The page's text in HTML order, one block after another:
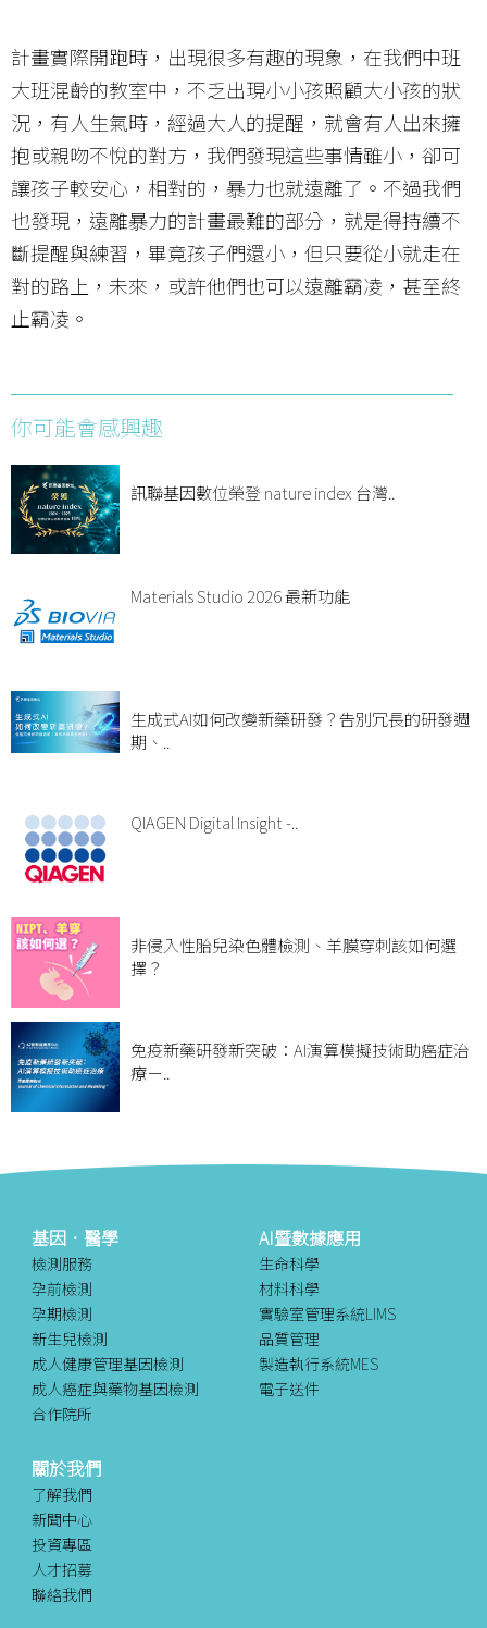
計畫實際開跑時，出現很多有趣的現象，在我們中班
大班混齡的教室中，不乏出現小小孩照顧大小孩的狀
況，有人生氣時，經過大人的提醒，就會有人出來擁
抱或親吻不悅的對方，我們發現這些事情雖小，卻可
讓孩子較安心，相對的，暴力也就遠離了。不過我們
也發現，遠離暴力的計畫最難的部分，就是得持續不
斷提醒與練習，畢竟孩子們還小，但只要從小就走在
對的路上，未來，或許他們也可以遠離霸凌，甚至終
止霸凌。
你可能會感興趣
訊聯基因數位榮登 nature index 台灣..
Materials Studio 2026 最新功能
生成式AI如何改變新藥研發？告別冗長的研發週
期、..
QIAGEN Digital Insight -..
非侵入性胎兒染色體檢測、羊膜穿刺該如何選
擇？
免疫新藥研發新突破：AI演算模擬技術助癌症治
療－..
基因．醫學
檢測服務
孕前檢測
孕期檢測
新生兒檢測
成人健康管理基因檢測
成人癌症與藥物基因檢測
合作院所
AI暨數據應用
生命科學
材料科學
實驗室管理系統LIMS
品質管理
製造執行系統MES
電子送件
關於我們
了解我們
新聞中心
投資專區
人才招募
聯絡我們